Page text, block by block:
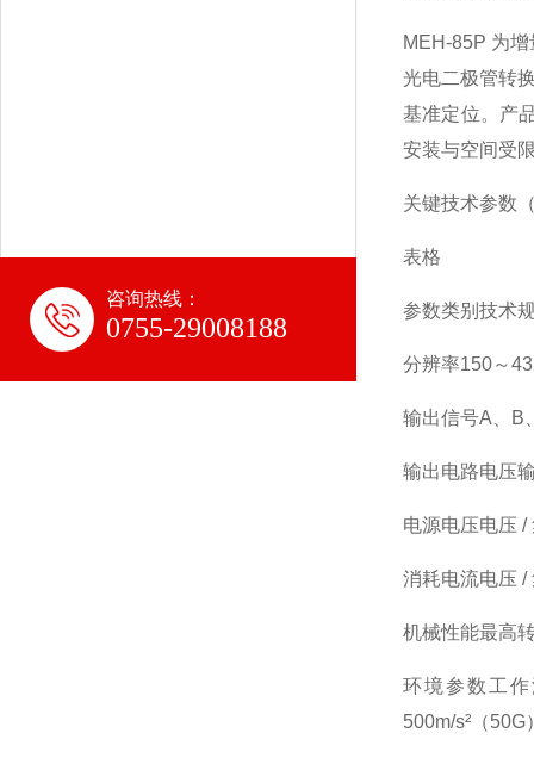
咨询热线：
0755-29008188
MEH-85P 为
光电二极管转
基准定位。产
安装与空间受
关键技术参数
表格
参数类别 技术
分辨率150～
输出信号A、B
输出电路电压
电源电压电压 /
消耗电流电压 /
机械性能最高
环境参数 工
500m/s²（50G